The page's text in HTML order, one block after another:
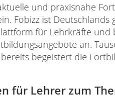
und praxisnahe
Fobizz ist
für Lehrkräfte und
an.
begeistert die
für Lehrer zum